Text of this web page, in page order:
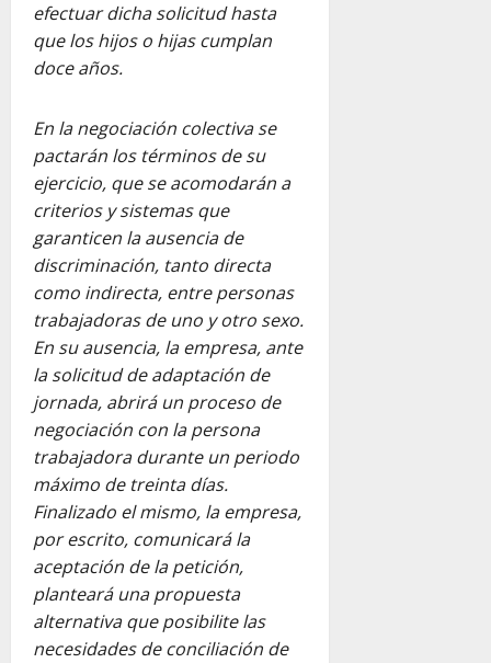
efectuar dicha solicitud hasta
que los hijos o hijas cumplan
doce años.
En la negociación colectiva se
pactarán los términos de su
ejercicio, que se acomodarán a
criterios y sistemas que
garanticen la ausencia de
discriminación, tanto directa
como indirecta, entre personas
trabajadoras de uno y otro sexo.
En su ausencia, la empresa, ante
la solicitud de adaptación de
jornada, abrirá un proceso de
negociación con la persona
trabajadora durante un periodo
máximo de treinta días.
Finalizado el mismo, la empresa,
por escrito, comunicará la
aceptación de la petición,
planteará una propuesta
alternativa que posibilite las
necesidades de conciliación de